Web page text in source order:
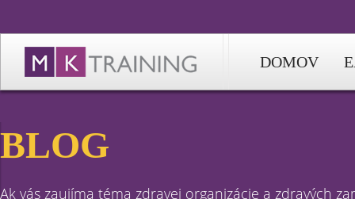
DOMOV
BLOG
Ak vás zaujíma téma zdravej organizácie a zdravých